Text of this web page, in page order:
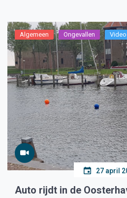
Algemeen Ongevallen
27 april
Auto rijdt in de